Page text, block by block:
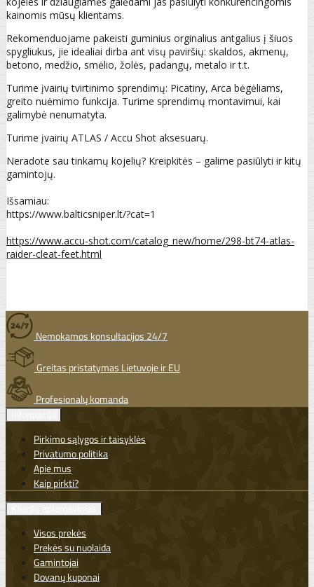
kainomis mūsų klientams.
Rekomenduojame pakeisti guminius orginalius antgalius į šiuos
spygliukus, jie idealiai dirba ant visų paviršių: skaldos, akmenų,
betono, medžio, smėlio, žolės, padangų, metalo ir t.t.
Turime įvairių tvirtinimo sprendimų: Picatiny, Arca bėgėliams,
greito nuėmimo funkcija. Turime sprendimų montavimui, kai
galimybė nenumatyta.
Turime įvairių ATLAS / Accu Shot aksesuarų.
Neradote sau tinkamų kojelių? Kreipkitės – galime pasiūlyti ir kitų
gamintojų.
Išsamiau:
https://www.balticsniper.lt/?cat=1
https://www.accu-shot.com/catalog_new/home/298-bt74-atlas-
raider-cleat-feet.html
Nemokamos konsultacijos 24/7
Greitas pristatymas Lietuvoje ir EU
Profesionalų komanda
Pirkimo sąlygos ir taisyklės
Privatumo politika
Apie mus
Kaip pirkti?
Visos prekės
Prekės su nuolaida
Gamintojai
Dovanų kuponai